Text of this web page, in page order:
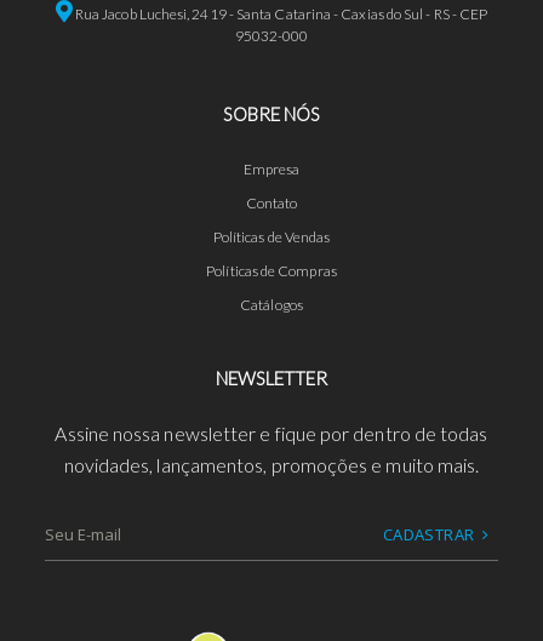
Rua Jacob Luchesi, 2419 - Santa Catarina - Caxias do Sul - RS - CEP
95032-000
SOBRE NÓS
Empresa
Contato
Políticas de Vendas
Políticas de Compras
Catálogos
NEWSLETTER
Assine nossa newsletter e fique por dentro de todas
novidades, lançamentos, promoções e muito mais.
CADASTRAR